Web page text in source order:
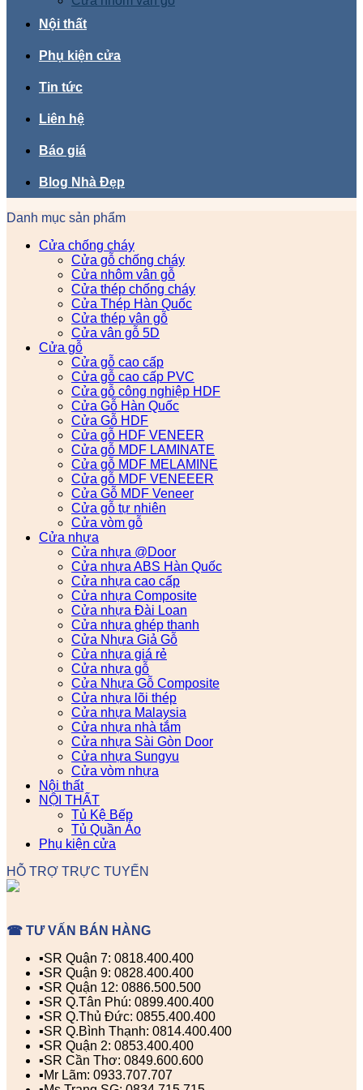
Nội thất
Phụ kiện cửa
Tin tức
Liên hệ
Báo giá
Blog Nhà Đẹp
Danh mục sản phẩm
Cửa chống cháy
Cửa gỗ chống cháy
Cửa nhôm vân gỗ
Cửa thép chống cháy
Cửa Thép Hàn Quốc
Cửa thép vân gỗ
Cửa vân gỗ 5D
Cửa gỗ
Cửa gỗ cao cấp
Cửa gỗ cao cấp PVC
Cửa gỗ công nghiệp HDF
Cửa Gỗ Hàn Quốc
Cửa Gỗ HDF
Cửa gỗ HDF VENEER
Cửa gỗ MDF LAMINATE
Cửa gỗ MDF MELAMINE
Cửa gỗ MDF VENEEER
Cửa Gỗ MDF Veneer
Cửa gỗ tự nhiên
Cửa vòm gỗ
Cửa nhựa
Cửa nhựa @Door
Cửa nhựa ABS Hàn Quốc
Cửa nhựa cao cấp
Cửa nhựa Composite
Cửa nhựa Đài Loan
Cửa nhựa ghép thanh
Cửa Nhựa Giả Gỗ
Cửa nhựa giá rẻ
Cửa nhựa gỗ
Cửa Nhựa Gỗ Composite
Cửa nhựa lõi thép
Cửa nhựa Malaysia
Cửa nhựa nhà tắm
Cửa nhựa Sài Gòn Door
Cửa nhựa Sungyu
Cửa vòm nhựa
Nội thất
NỘI THẤT
Tủ Kệ Bếp
Tủ Quần Áo
Phụ kiện cửa
HỖ TRỢ TRỰC TUYẾN
☎ TƯ VẤN BÁN HÀNG
▪️SR Quận 7: 0818.400.400
▪️SR Quận 9: 0828.400.400
▪️SR Quận 12: 0886.500.500
▪️SR Q.Tân Phú: 0899.400.400
▪️SR Q.Thủ Đức: 0855.400.400
▪️SR Q.Bình Thạnh: 0814.400.400
▪️SR Quận 2: 0853.400.400
▪️SR Cần Thơ: 0849.600.600
▪️Mr Lãm: 0933.707.707